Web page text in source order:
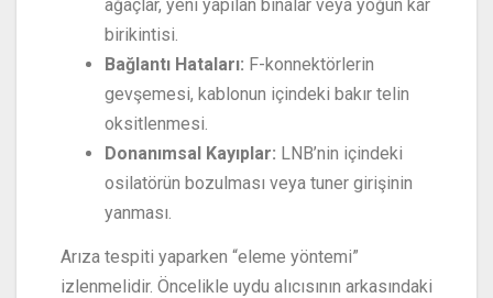
ağaçlar, yeni yapılan binalar veya yoğun kar
birikintisi.
Bağlantı Hataları: F-konnektörlerin
gevşemesi, kablonun içindeki bakır telin
oksitlenmesi.
Donanımsal Kayıplar: LNB’nin içindeki
osilatörün bozulması veya tuner girişinin
yanması.
Arıza tespiti yaparken “eleme yöntemi”
izlenmelidir. Öncelikle uydu alıcısının arkasındaki